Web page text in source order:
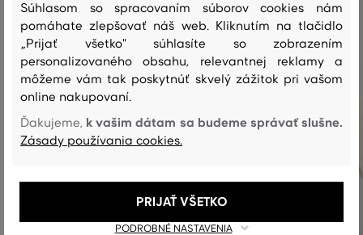
Súhlasom so spracovaním súborov cookies nám
pomáhate zlepšovať náš web. Kliknutím na tlačidlo
„Prijať všetko" súhlasíte so zobrazením
personalizovaného obsahu, relevantnej reklamy a
môžeme vám tak poskytnúť skvelý zážitok pri vašom
online nakupovaní.
Ďakujeme, k vašim dátam sa budeme správať slušne.
Zásady používania cookies.
PODROBNÉ NASTAVENIA
PRIJAŤ VŠETKO